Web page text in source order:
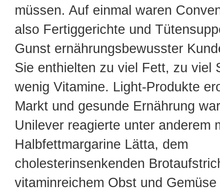
müssen. Auf einmal waren
also Fertiggerichte und
Gunst ernährungsbewusster
Sie enthielten zu viel Fett, zu viel
wenig Vitamine. Light-Produkte
Markt und gesunde Ernährung
Unilever reagierte unter anderem
Halbfettmargarine Lätta, dem
cholesterinsenkenden
vitaminreichem Obst und